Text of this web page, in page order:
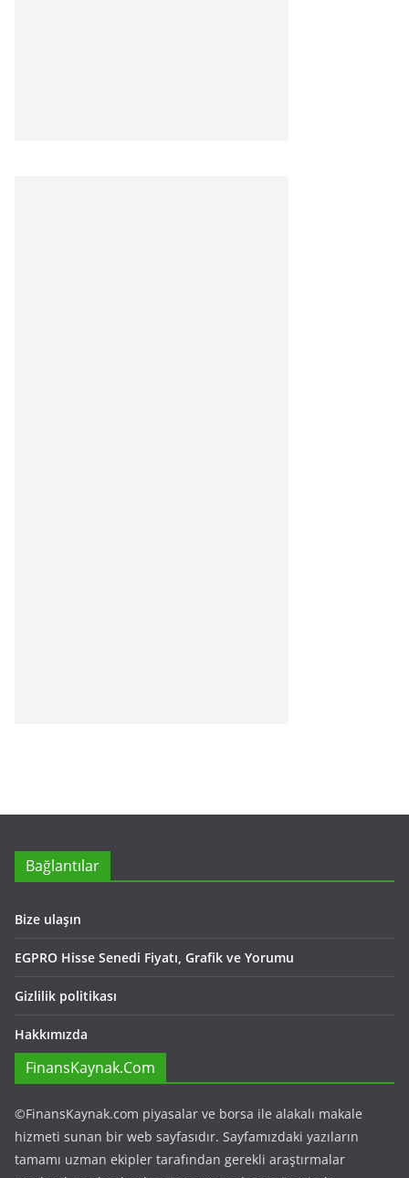
Bağlantılar
Bize ulaşın
EGPRO Hisse Senedi Fiyatı, Grafik ve Yorumu
Gizlilik politikası
Hakkımızda
FinansKaynak.Com
©FinansKaynak.com piyasalar ve borsa ile alakalı makale
hizmeti sunan bir web sayfasıdır. Sayfamızdaki yazıların
tamamı uzman ekipler tarafından gerekli araştırmalar